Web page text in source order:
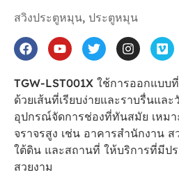
สวิงประตูหมุน, ประตูหมุน
TGW-LST001X ใช้การออกแบบ
ด้วยเส้นที่เรียบง่ายและราบรื่นแล
อุปกรณ์จัดการช่องที่ทันสมัย เหม
จราจรสูง เช่น อาคารสํานักงาน
ใต้ดิน และสถานที่ ให้บริการที่มีป
สวยงาม